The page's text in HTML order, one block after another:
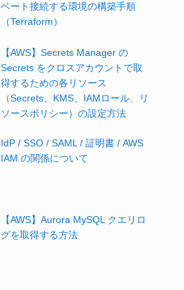
ベート接続する環境の構築手順
（Terraform）
【AWS】Secrets Manager の
Secrets をクロスアカウントで取
得するための各リソース
（Secrets、KMS、IAMロール、リ
ソースポリシー）の設定方法
IdP / SSO / SAML / 証明書 / AWS
IAM の関係について
【AWS】Aurora MySQL クエリロ
グを取得する方法